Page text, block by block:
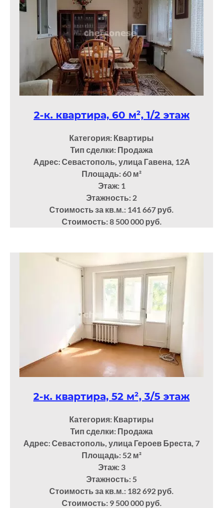
2-к. квартира, 60 м², 1/2 этаж
Категория: Квартиры
Тип сделки: Продажа
Адрес: Севастополь, улица Гавена, 12А
Площадь: 60 м²
Этаж: 1
Этажность: 2
Стоимость за кв.м.: 141 667 руб.
Стоимость: 8 500 000 руб.
2-к. квартира, 52 м², 3/5 этаж
Категория: Квартиры
Тип сделки: Продажа
Адрес: Севастополь, улица Героев Бреста, 7
Площадь: 52 м²
Этаж: 3
Этажность: 5
Стоимость за кв.м.: 182 692 руб.
Стоимость: 9 500 000 руб.